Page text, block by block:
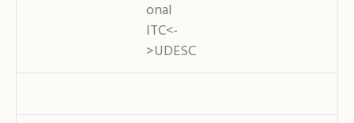
onal
ITC<-
>UDESC